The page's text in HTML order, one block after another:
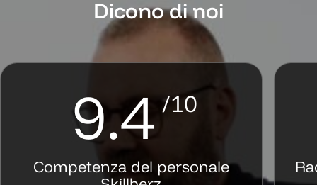
Dicono di noi
9.4 /10
Competenza del personale